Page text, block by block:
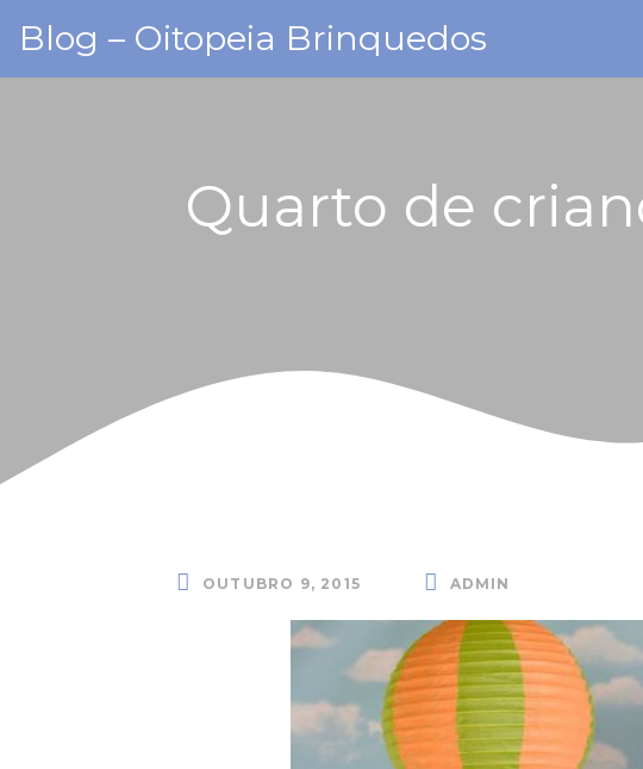
content
Blog – Oitopeia Brinquedos
Quarto de
OUTUBRO 9, 2015 ADMIN